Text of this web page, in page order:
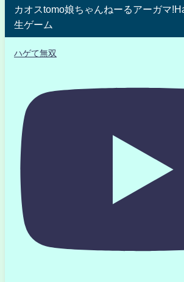
カオスtomo娘ちゃんねーるアーガマ
生ゲーム
ハゲて無双